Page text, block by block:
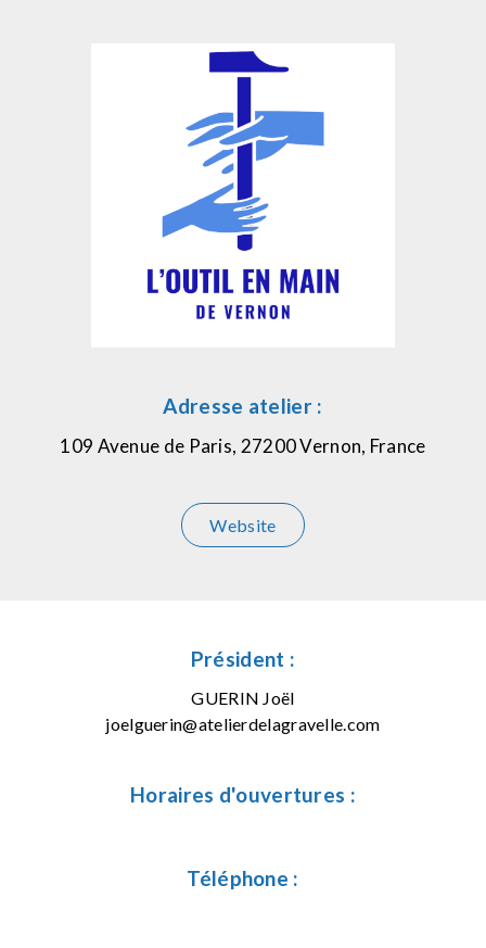
Adresse atelier :
109 Avenue de Paris, 27200 Vernon, France
Website
Président :
GUERIN Joël
joelguerin@atelierdelagravelle.com
Horaires d'ouvertures :
Téléphone :